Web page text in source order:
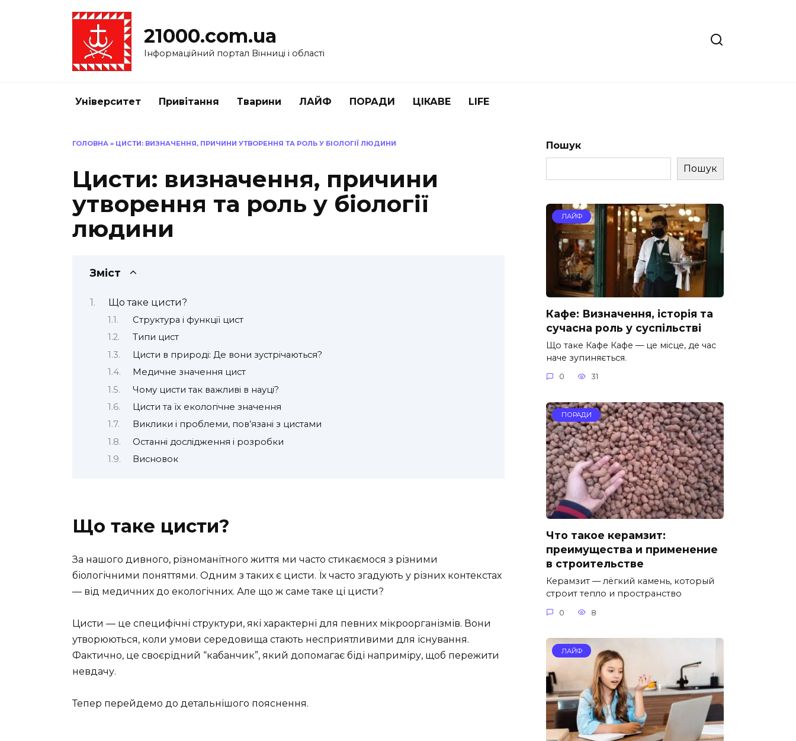
21000.com.ua
Інформаційний портал Вінниці і області
Університет Привітання Тварини ЛАЙФ ПОРАДИ ЦІКАВЕ LIFE
ГОЛОВНА » ЦИСТИ: ВИЗНАЧЕННЯ, ПРИЧИНИ УТВОРЕННЯ ТА РОЛЬ У БІОЛОГІЇ ЛЮДИНИ
Цисти: визначення, причини
утворення та роль у біології
людини
Зміст
Що таке цисти?
Структура і функції цист
Типи цист
Цисти в природі: Де вони зустрічаються?
Медичне значення цист
Чому цисти так важливі в науці?
Цисти та їх екологічне значення
Виклики і проблеми, пов’язані з цистами
Останні дослідження і розробки
Висновок
Що таке цисти?
За нашого дивного, різноманітного життя ми часто стикаємося з різними
біологічними поняттями. Одним з таких є цисти. Їх часто згадують у різних контекстах
— від медичних до екологічних. Але що ж саме таке ці цисти?
Цисти — це специфічні структури, які характерні для певних мікроорганізмів. Вони
утворюються, коли умови середовища стають несприятливими для існування.
Фактично, це своєрідний “кабанчик”, який допомагає біді наприміру, щоб пережити
невдачу.
Тепер перейдемо до детальнішого пояснення.
Пошук
Пошук
ЛАЙФ
Кафе: Визначення, історія та
сучасна роль у суспільстві
Що таке Кафе Кафе — це місце, де час
наче зупиняється.
0 31
ПОРАДИ
Что такое керамзит:
преимущества и применение
в строительстве
Керамзит — лёгкий камень, который
строит тепло и пространство
0 8
ЛАЙФ